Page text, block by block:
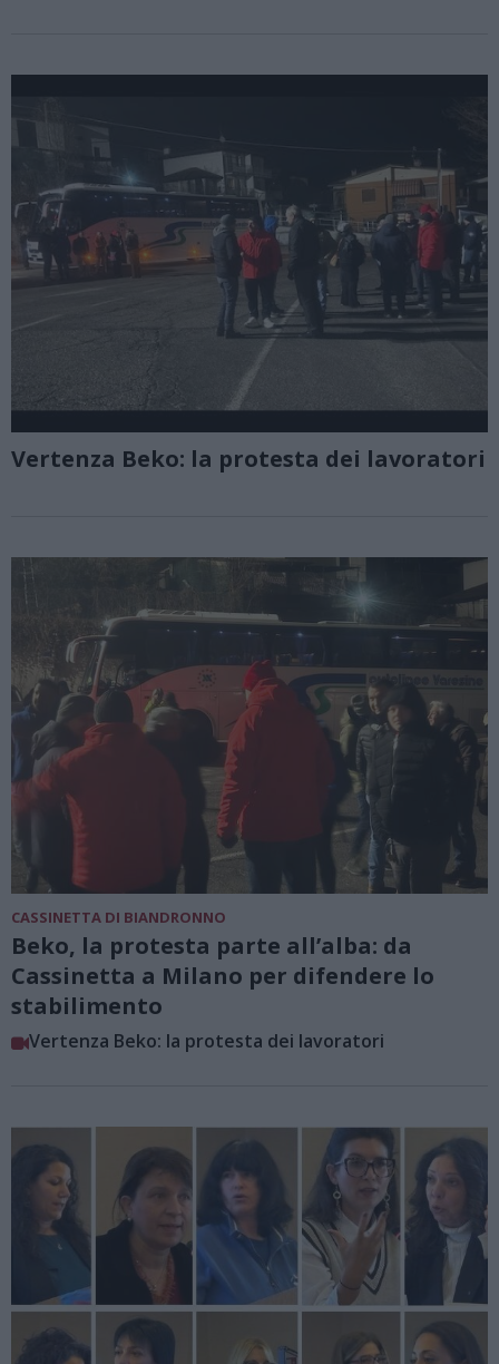
Vertenza Beko: la protesta dei lavoratori
CASSINETTA DI BIANDRONNO
Beko, la protesta parte all’alba: da
Cassinetta a Milano per difendere lo
stabilimento
Vertenza Beko: la protesta dei lavoratori